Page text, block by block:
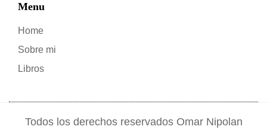
Menu
Home
Sobre mi
Libros
Todos los derechos reservados Omar Nipolan